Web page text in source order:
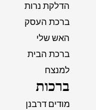
הדלקת נרות
ברכת העסק
האש שלי
ברכת הבית
למנצח
ברכות
מודים דרבנן